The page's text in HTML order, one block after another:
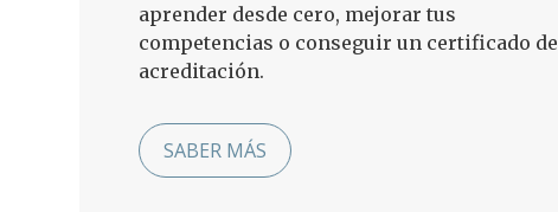
aprender desde cero, mejorar tus
competencias o conseguir un certificado de
acreditación.
SABER MÁS